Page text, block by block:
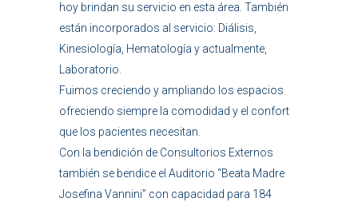
hoy brindan su servicio en esta área. También
están incorporados al servicio: Diálisis,
Kinesiología, Hematología y actualmente,
Laboratorio.
Fuimos creciendo y ampliando los espacios
ofreciendo siempre la comodidad y el confort
que los pacientes necesitan.
Con la bendición de Consultorios Externos
también se bendice el Auditorio “Beata Madre
Josefina Vannini” con capacidad para 184